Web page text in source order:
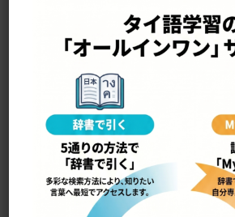
yaŋ dèk yùu ยังเด็กอยู่
まだ子供だ